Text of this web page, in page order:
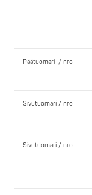
Päätuomari / nro
Sivutuomari / nro
Sivutuomari / nro